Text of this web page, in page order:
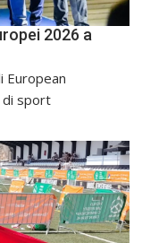
2026 a
European
di sport